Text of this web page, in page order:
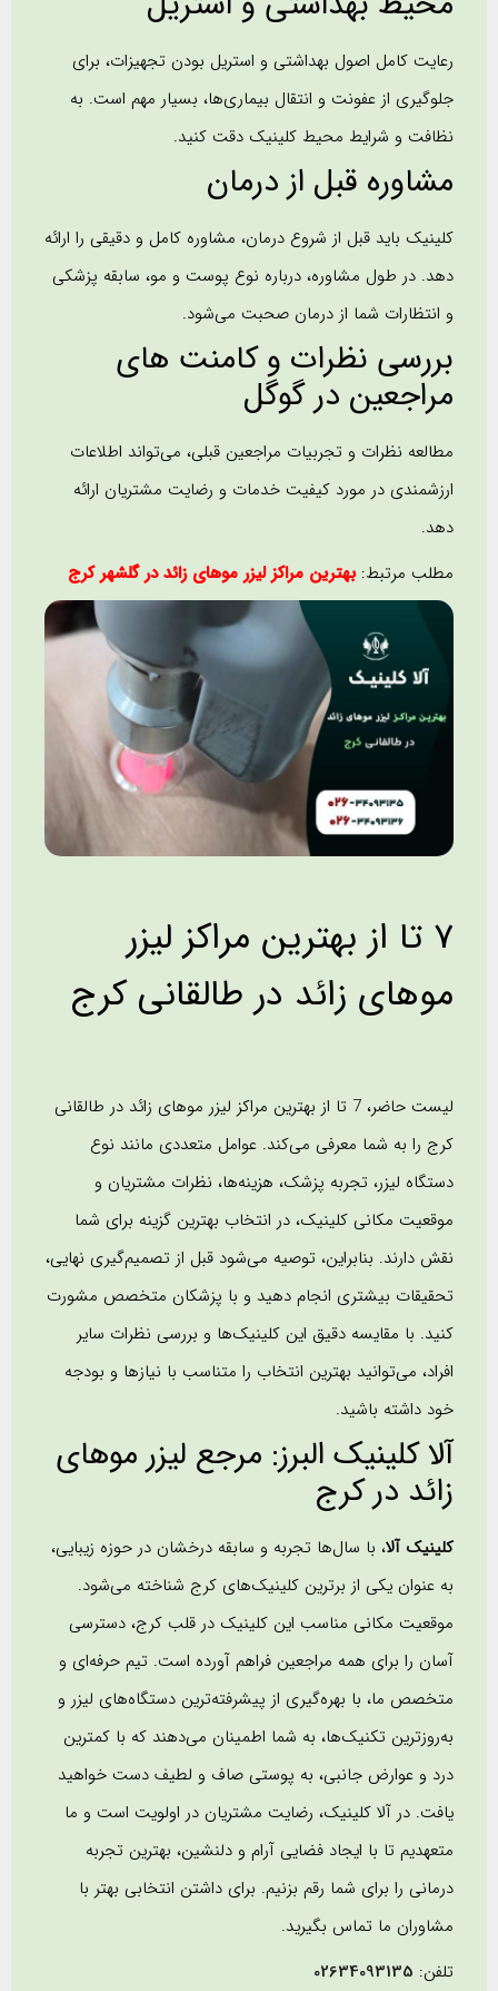
رعایت کامل اصول بهداشتی و استریل بودن تجهیزات، برای
جلوگیری از عفونت و انتقال بیماری‌ها، بسیار مهم است. به
نظافت و شرایط محیط کلینیک دقت کنید.
مشاوره قبل از درمان
کلینیک باید قبل از شروع درمان، مشاوره کامل و دقیقی را ارائه
دهد. در طول مشاوره، درباره نوع پوست و مو، سابقه پزشکی
و انتظارات شما از درمان صحبت می‌شود.
بررسی نظرات و کامنت های
مراجعین در گوگل
مطالعه نظرات و تجربیات مراجعین قبلی، می‌تواند اطلاعات
ارزشمندی در مورد کیفیت خدمات و رضایت مشتریان ارائه
دهد.
مطلب مرتبط: بهترین مراکز لیزر موهای زائد در گلشهر کرج
7 تا از بهترین مراکز لیزر
موهای زائد در طالقانی کرج
لیست حاضر، 7 تا از بهترین مراکز لیزر موهای زائد در طالقانی
کرج را به شما معرفی می‌کند. عوامل متعددی مانند نوع
دستگاه لیزر، تجربه پزشک، هزینه‌ها، نظرات مشتریان و
موقعیت مکانی کلینیک، در انتخاب بهترین گزینه برای شما
نقش دارند. بنابراین، توصیه می‌شود قبل از تصمیم‌گیری نهایی،
تحقیقات بیشتری انجام دهید و با پزشکان متخصص مشورت
کنید. با مقایسه دقیق این کلینیک‌ها و بررسی نظرات سایر
افراد، می‌توانید بهترین انتخاب را متناسب با نیازها و بودجه
خود داشته باشید.
آلا کلینیک البرز: مرجع لیزر موهای
زائد در کرج
کلینیک آلا، با سال‌ها تجربه و سابقه درخشان در حوزه زیبایی،
به عنوان یکی از برترین کلینیک‌های کرج شناخته می‌شود.
موقعیت مکانی مناسب این کلینیک در قلب کرج، دسترسی
آسان را برای همه مراجعین فراهم آورده است. تیم حرفه‌ای و
متخصص ما، با بهره‌گیری از پیشرفته‌ترین دستگاه‌های لیزر و
به‌روزترین تکنیک‌ها، به شما اطمینان می‌دهند که با کمترین
درد و عوارض جانبی، به پوستی صاف و لطیف دست خواهید
یافت. در آلا کلینیک، رضایت مشتریان در اولویت است و ما
متعهدیم تا با ایجاد فضایی آرام و دلنشین، بهترین تجربه
درمانی را برای شما رقم بزنیم. برای داشتن انتخابی بهتر با
مشاوران ما تماس بگیرید.
تلفن: 02634093135